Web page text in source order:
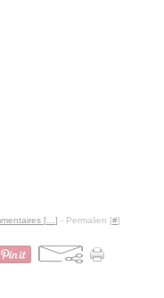
[ ] - Permalien [#]